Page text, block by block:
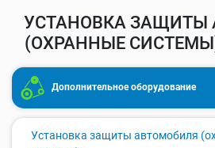
УСТАНОВКА ЗАЩИТЫ
(ОХРАННЫЕ СИСТЕМЫ)
Дополнительное оборудование
Установка защиты автомобиля